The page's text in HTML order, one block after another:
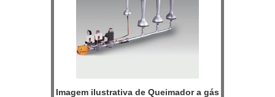
Imagem ilustrativa de Queimador a gás